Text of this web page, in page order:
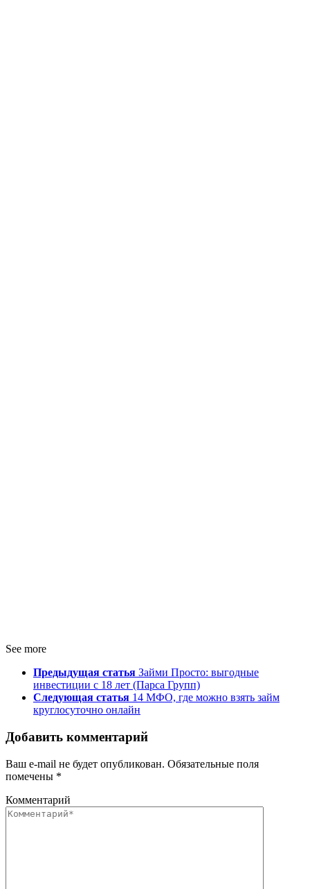
See more
Предыдущая статья Займи Просто: выгодные
инвестиции с 18 лет (Парса Групп)
Следующая статья 14 МФО, где можно взять займ
круглосуточно онлайн
Добавить комментарий
Ваш e-mail не будет опубликован. Обязательные поля
помечены *
Комментарий